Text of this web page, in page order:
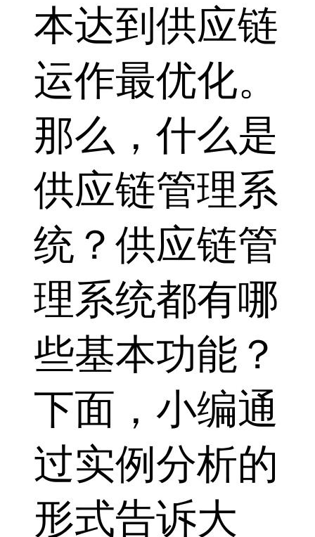
本达到供应链
运作最优化。
那么，什么是
供应链管理系
统？供应链管
理系统都有哪
些基本功能？
下面，小编通
过实例分析的
形式告诉大